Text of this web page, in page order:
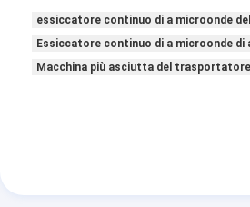
Controllo di qualità
essiccatore continuo di a microonde
Essiccatore continuo di a microonde di
Macchina più asciutta del